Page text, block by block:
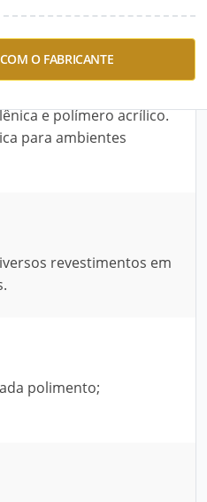
O FABRICANTE
fornece brilho renovável
pisos com ou sem
e polímero acrílico.
para ambientes
revestimentos em
polimento;